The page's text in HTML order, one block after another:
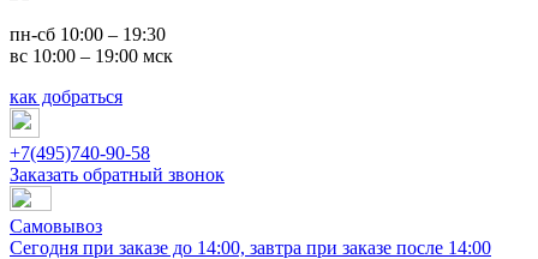
пн-сб 10:00 – 19:30
вс 10:00 – 19:00 мск
как добраться
+7(495)740-90-58
Заказать обратный звонок
Самовывоз
Сегодня при заказе до 14:00, завтра при заказе после 14:00